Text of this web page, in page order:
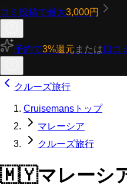
コミ投稿で最大3,000円
予約で3%還元 または口コ
クルーズ旅行
Cruisemansトップ
マレーシア
クルーズ旅行
🇲🇾マレーシ